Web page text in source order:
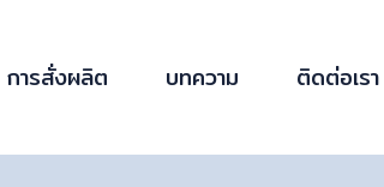
การสั่งผลิต บทความ ติดต่อเรา